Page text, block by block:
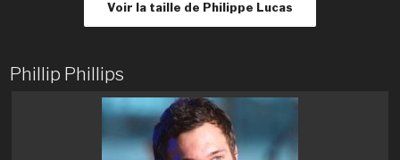
Voir la taille de Philippe Lucas
Phillip Phillips